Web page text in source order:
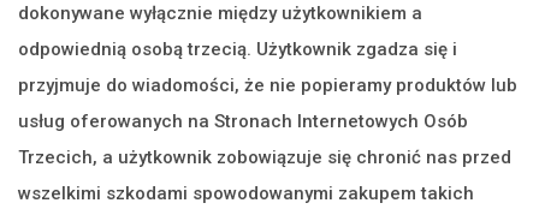
dokonywane wyłącznie między użytkownikiem a
odpowiednią osobą trzecią. Użytkownik zgadza się i
przyjmuje do wiadomości, że nie popieramy produktów lub
usług oferowanych na Stronach Internetowych Osób
Trzecich, a użytkownik zobowiązuje się chronić nas przed
wszelkimi szkodami spowodowanymi zakupem takich